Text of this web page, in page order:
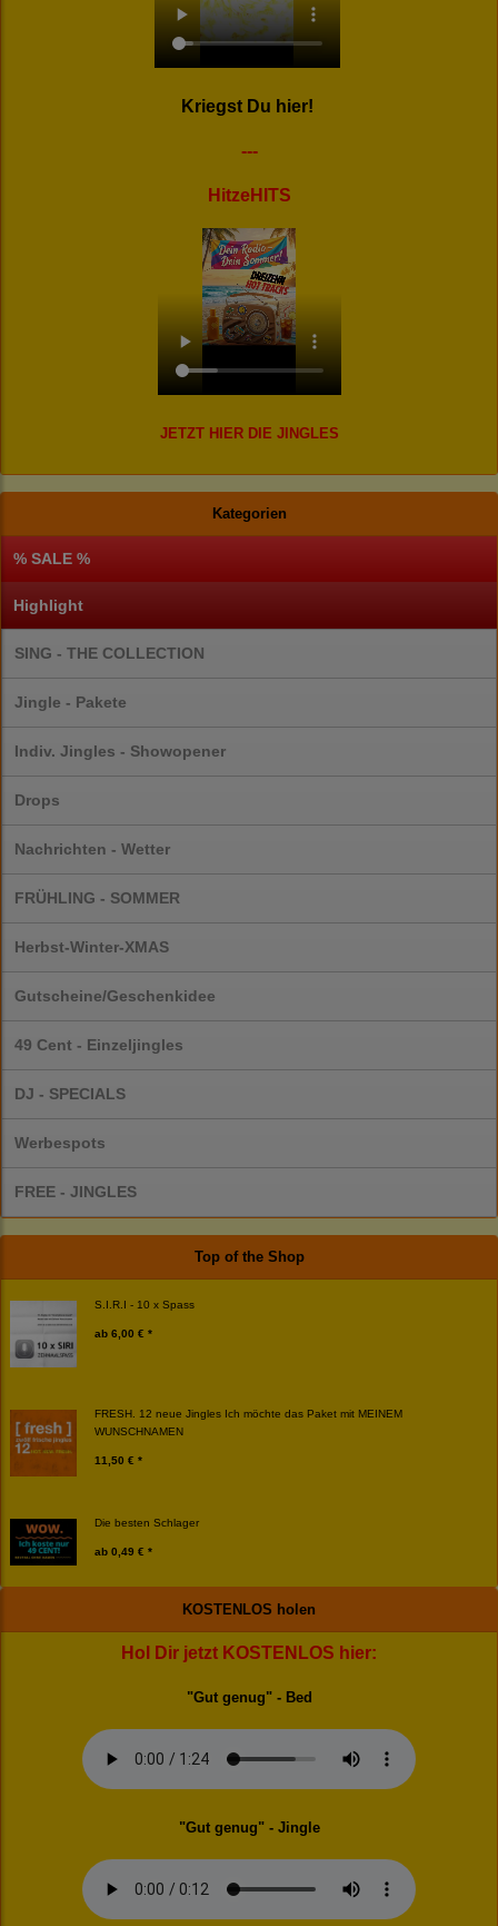
Kriegst Du hier!
---
HitzeHITS
JETZT HIER DIE JINGLES
Kategorien
% SALE %
Highlight
SING - THE COLLECTION
Jingle - Pakete
Indiv. Jingles - Showopener
Drops
Nachrichten - Wetter
FRÜHLING - SOMMER
Herbst-Winter-XMAS
Gutscheine/Geschenkidee
49 Cent - Einzeljingles
DJ - SPECIALS
Werbespots
FREE - JINGLES
Top of the Shop
S.I.R.I - 10 x Spass
ab 6,00 € *
FRESH. 12 neue Jingles Ich möchte das Paket mit MEINEM
WUNSCHNAMEN
11,50 € *
Die besten Schlager
ab 0,49 € *
KOSTENLOS holen
Hol Dir jetzt KOSTENLOS hier:
"Gut genug" - Bed
"Gut genug" - Jingle